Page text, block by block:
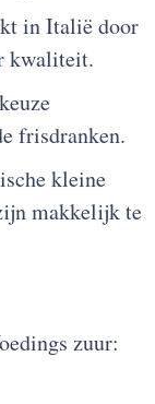
in Italië door
kwaliteit.
frisdranken.
kleine
makkelijk te
zuur: